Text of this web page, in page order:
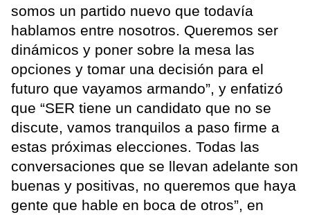
somos un partido nuevo que todavía
hablamos entre nosotros. Queremos ser
dinámicos y poner sobre la mesa las
opciones y tomar una decisión para el
futuro que vayamos armando”, y enfatizó
que “SER tiene un candidato que no se
discute, vamos tranquilos a paso firme a
estas próximas elecciones. Todas las
conversaciones que se llevan adelante son
buenas y positivas, no queremos que haya
gente que hable en boca de otros”, en